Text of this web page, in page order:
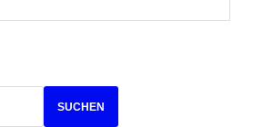
SUCHEN